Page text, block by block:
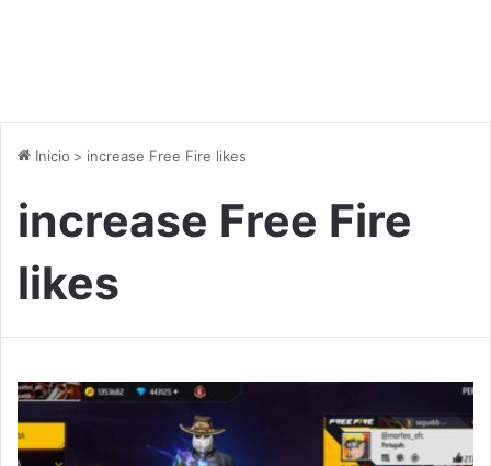
Inicio > increase Free Fire likes
increase Free Fire
likes